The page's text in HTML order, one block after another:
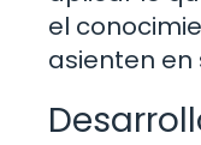
el
asienten en